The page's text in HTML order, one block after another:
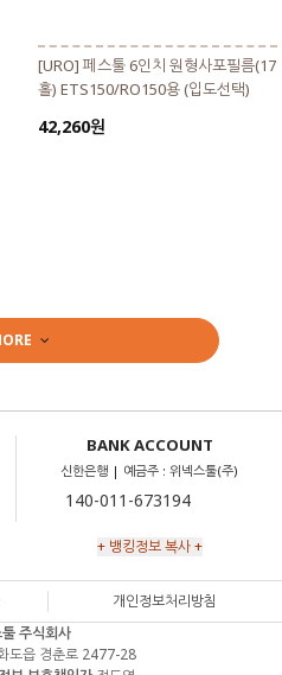
[URO] 페스툴 6인치 원형사포필름(17
홀) ETS150/RO150용 (입도선택)
42,260원
BANK ACCOUNT
신한은행 | 예금주 : 위넥스툴(주)
+ 뱅킹정보 복사 +
개인정보처리방침
주식회사
도읍 경춘로 2477-28